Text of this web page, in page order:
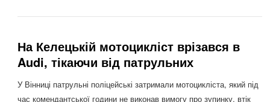
На Келецькій мотоцикліст врізався в
Audi, тікаючи від патрульних
У Вінниці патрульні поліцейські затримали мотоцикліста, який під
час комендантської години не виконав вимогу про зупинку, втік